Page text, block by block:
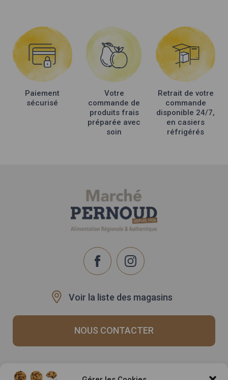
Paiement
sécurisé
Votre
commande de
produits frais
préparée avec
soin
Retrait de votre
commande
disponible 24/7,
en casiers
réfrigérés
Voir la liste des magasins
NOUS CONTACTER
Recrutement